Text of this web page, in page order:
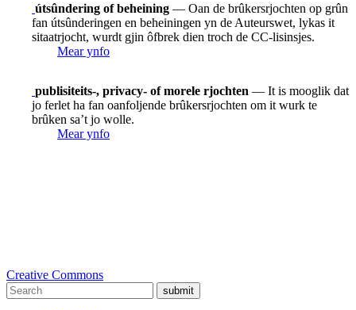
útsûndering of beheining — Oan de brûkersrjochten op grûn
fan útsûnderingen en beheiningen yn de Auteurswet, lykas it
sitaatrjocht, wurdt gjin ôfbrek dien troch de CC-lisinsjes.
Mear ynfo
publisiteits-, privacy- of morele rjochten — It is mooglik dat
jo ferlet ha fan oanfoljende brûkersrjochten om it wurk te
brûken sa’t jo wolle.
Mear ynfo
Creative Commons
submit